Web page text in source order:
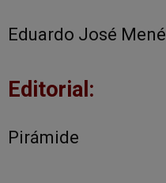
Eduardo José
Editorial:
Pirámide